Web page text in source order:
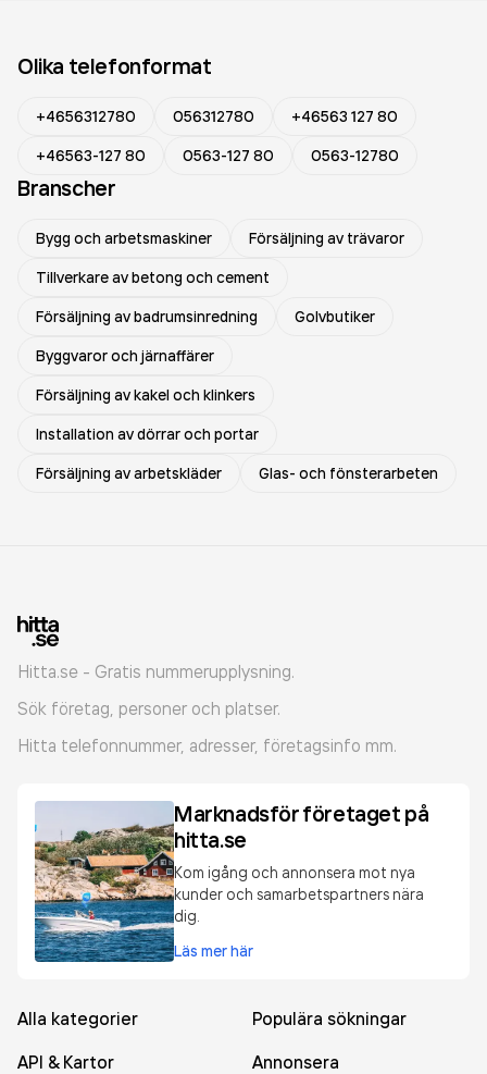
Olika telefonformat
+4656312780 056312780
+46563 127 80
+46563-127 80
0563-127 80 0563-12780
Branscher
Bygg och arbetsmaskiner
Försäljning av trävaror
Tillverkare av betong och cement
Försäljning av badrumsinredning
Golvbutiker
Byggvaror och järnaffärer
Försäljning av kakel och klinkers
Installation av dörrar och portar
Försäljning av arbetskläder
Glas- och fönsterarbeten
Hitta.se - Gratis nummerupplysning.
Sök företag, personer och platser.
Hitta telefonnummer, adresser, företagsinfo mm.
Marknadsför företaget på
hitta.se
Kom igång och annonsera mot nya
kunder och samarbetspartners nära
dig.
Läs mer här
Alla kategorier
Populära sökningar
API & Kartor
Annonsera